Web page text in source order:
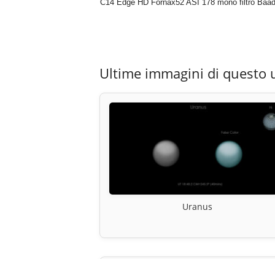
C14 Edge HD Fornax52 ASI 178 mono filtro
Ultime immagini di questo
Uranus